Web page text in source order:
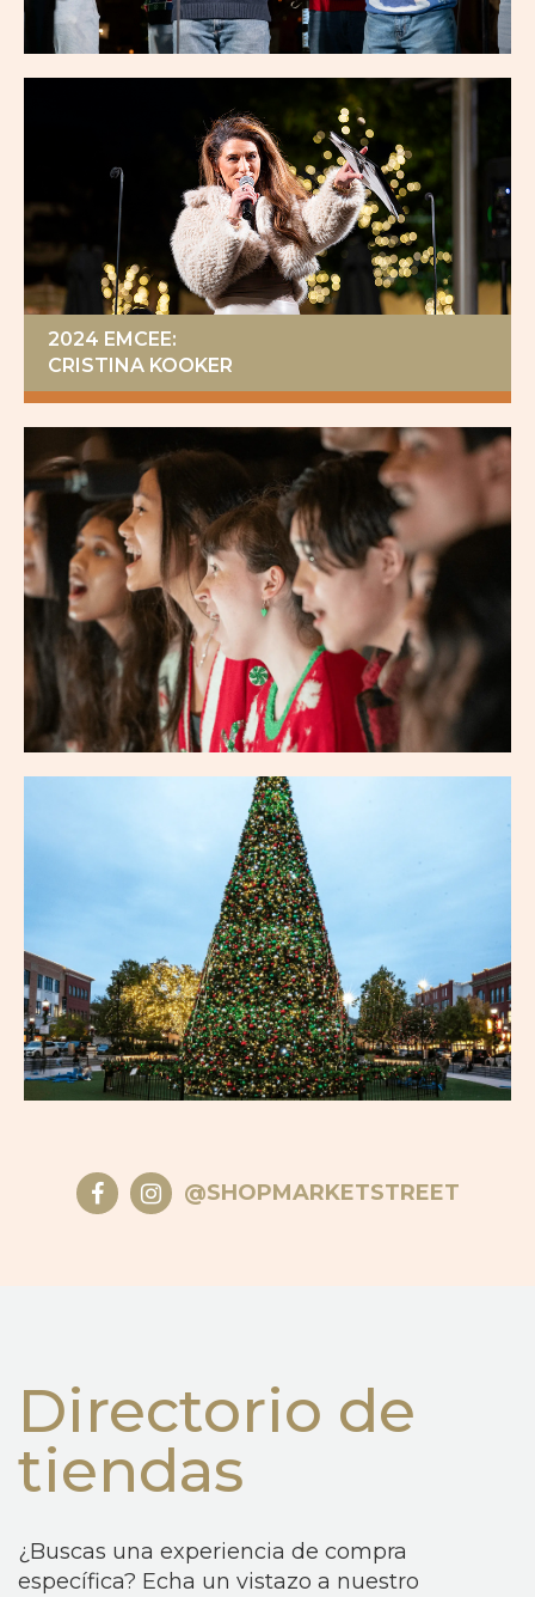
2024 EMCEE:
CRISTINA KOOKER
@SHOPMARKETSTREET
Directorio de
tiendas
¿Buscas una experiencia de compra
específica? Echa un vistazo a nuestro